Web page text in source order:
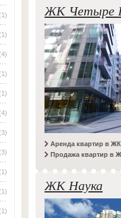
ЖК Четыре
Аренда квартир в
Продажа квартир в
ЖК Наука